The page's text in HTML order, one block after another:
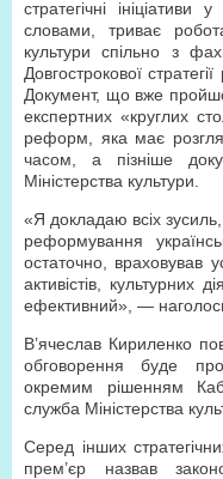
стратегічні
словами, триває
культури спільно з
Довгострокової
Документ, що вже
експертних «круглих
реформ, яка має
часом, а пізніше
Міністерства культури.
«Я докладаю всіх зусиль,
реформування
остаточно, враховував
активістів, культурних
ефективний», —
В’ячеслав Кириленко
обговорення буде
окремим рішенням
служба Міністерства
Серед інших
прем’єр назвав